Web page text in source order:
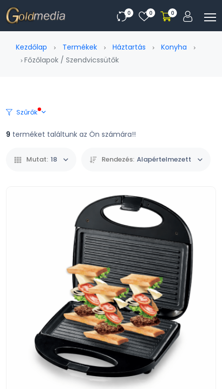
0 0 0
Kezdőlap Termékek Háztartás
Konyha
Főzőlapok / Szendvicssütők
Szűrők
9 terméket találtunk az Ön számára!!
Mutat: 18 Rendezés: Alapértelmezett